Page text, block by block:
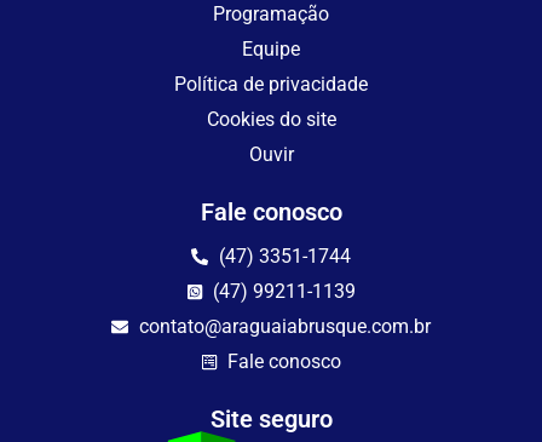
Programação
Equipe
Política de privacidade
Cookies do site
Ouvir
Fale conosco
(47) 3351-1744
(47) 99211-1139
contato@araguaiabrusque.com.br
Fale conosco
Site seguro